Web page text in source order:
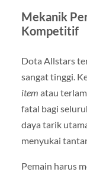
Mekanik
Kompetitif
Dota Allstars
sangat tinggi.
item atau
fatal bagi
daya tarik
menyukai
Pemain harus